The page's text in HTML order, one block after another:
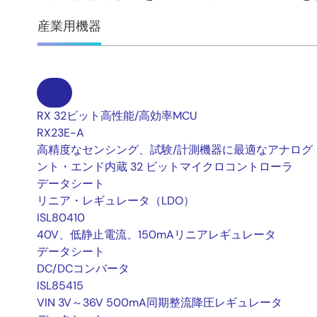
産業用機器
RX 32ビット高性能/高効率MCU
RX23E-A
高精度なセンシング、試験/計測機器に最適なアナログ
ント・エンド内蔵 32 ビットマイクロコントローラ
データシート
リニア・レギュレータ（LDO）
ISL80410
40V、低静止電流、150mAリニアレギュレータ
データシート
DC/DCコンバータ
ISL85415
VIN 3V～36V 500mA同期整流降圧レギュレータ